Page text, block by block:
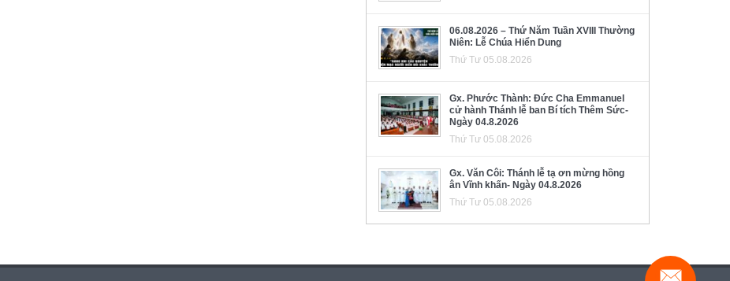
06.08.2026 – Thứ Năm Tuần XVIII Thường
Niên: Lễ Chúa Hiển Dung
Thứ Tư 05.08.2026
Gx. Phước Thành: Đức Cha Emmanuel
cử hành Thánh lễ ban Bí tích Thêm Sức-
Ngày 04.8.2026
Thứ Tư 05.08.2026
Gx. Văn Côi: Thánh lễ tạ ơn mừng hồng
ân Vĩnh khấn- Ngày 04.8.2026
Thứ Tư 05.08.2026